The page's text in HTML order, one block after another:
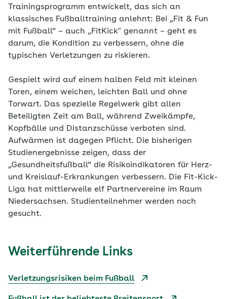
Trainingsprogramm entwickelt, das sich an
klassisches Fußballtraining anlehnt: Bei „Fit & Fun
mit Fußball“ – auch „FitKick" genannt – geht es
darum, die Kondition zu verbessern, ohne die
typischen Verletzungen zu riskieren.
Gespielt wird auf einem halben Feld mit kleinen
Toren, einem weichen, leichten Ball und ohne
Torwart. Das spezielle Regelwerk gibt allen
Beteiligten Zeit am Ball, während Zweikämpfe,
Kopfbälle und Distanzschüsse verboten sind.
Aufwärmen ist dagegen Pflicht. Die bisherigen
Studienergebnisse zeigen, dass der
„Gesundheitsfußball“ die Risikoindikatoren für Herz-
und Kreislauf-Erkrankungen verbessern. Die Fit-Kick-
Liga hat mittlerweile elf Partnervereine im Raum
Niedersachsen. Studienteilnehmer werden noch
gesucht.
Weiterführende Links
Verletzungsrisiken beim Fußball